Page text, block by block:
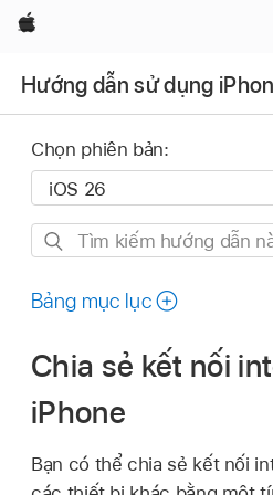
Apple
Hướng dẫn sử dụng
Chọn phiên bản:
Tìm
hướng
này
Bảng mục lục
Chia sẻ kết nối
iPhone
Bạn có thể chia sẻ kết nối